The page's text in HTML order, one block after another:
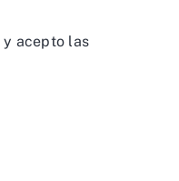
y acepto las